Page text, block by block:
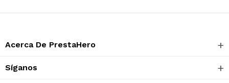
Acerca De PrestaHero
Síganos